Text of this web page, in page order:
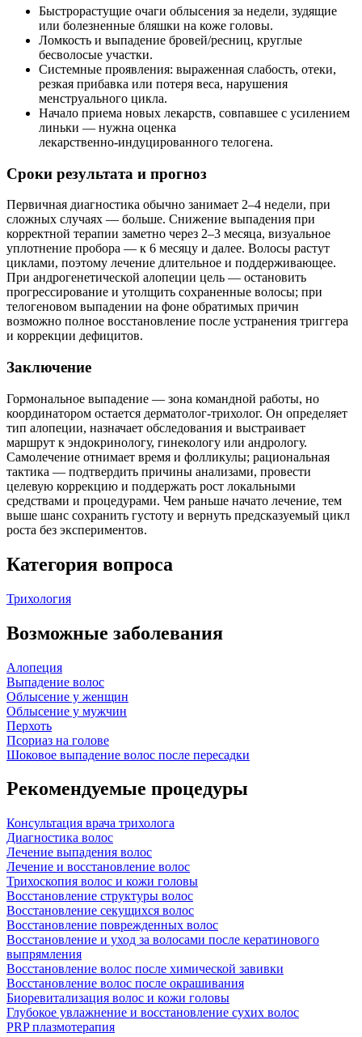
Быстрорастущие очаги облысения за недели, зудящие
или болезненные бляшки на коже головы.
Ломкость и выпадение бровей/ресниц, круглые
бесволосые участки.
Системные проявления: выраженная слабость, отеки,
резкая прибавка или потеря веса, нарушения
менструального цикла.
Начало приема новых лекарств, совпавшее с усилением
линьки — нужна оценка
лекарственно‑индуцированного телогена.
Сроки результата и прогноз
Первичная диагностика обычно занимает 2–4 недели, при
сложных случаях — больше. Снижение выпадения при
корректной терапии заметно через 2–3 месяца, визуальное
уплотнение пробора — к 6 месяцу и далее. Волосы растут
циклами, поэтому лечение длительное и поддерживающее.
При андрогенетической алопеции цель — остановить
прогрессирование и утолщить сохраненные волосы; при
телогеновом выпадении на фоне обратимых причин
возможно полное восстановление после устранения триггера
и коррекции дефицитов.
Заключение
Гормональное выпадение — зона командной работы, но
координатором остается дерматолог‑трихолог. Он определяет
тип алопеции, назначает обследования и выстраивает
маршрут к эндокринологу, гинекологу или андрологу.
Самолечение отнимает время и фолликулы; рациональная
тактика — подтвердить причины анализами, провести
целевую коррекцию и поддержать рост локальными
средствами и процедурами. Чем раньше начато лечение, тем
выше шанс сохранить густоту и вернуть предсказуемый цикл
роста без экспериментов.
Категория вопроса
Трихология
Возможные заболевания
Алопеция
Выпадение волос
Облысение у женщин
Облысение у мужчин
Перхоть
Псориаз на голове
Шоковое выпадение волос после пересадки
Рекомендуемые процедуры
Консультация врача трихолога
Диагностика волос
Лечение выпадения волос
Лечение и восстановление волос
Трихоскопия волос и кожи головы
Восстановление структуры волос
Восстановление секущихся волос
Восстановление поврежденных волос
Восстановление и уход за волосами после кератинового
выпрямления
Восстановление волос после химической завивки
Восстановление волос после окрашивания
Биоревитализация волос и кожи головы
Глубокое увлажнение и восстановление сухих волос
PRP плазмотерапия